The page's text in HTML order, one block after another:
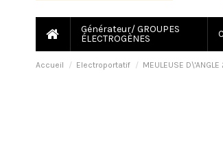
Générateur/ GROUPES
ÉLECTROGÈNES
Accueil Electroportatif MEULEUSE